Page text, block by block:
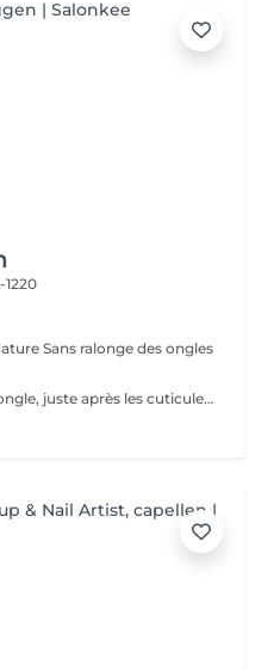
Sans ralonge des ongles
Des capsules placées sur des l'ongle, juste après les cuticules. Ces capsules forment à elles seules la courbure et la longueur de l'ongle. Le premier avantage notable est donc que les ongles artificiels utilisés dans le nail art américain n'ont pas besoin d'être façonnés. Dure +- 2 a 3 sem Cápsulas de gel colocadas em toda a unha, logo após as cutículas. Essas cápsulas formam sozinhas a curvatura e a extensão da unha. Portanto, a primeira vantagem notável é que as unhas artificiais usadas na arte americana de unhas não precisam ser modeladas.